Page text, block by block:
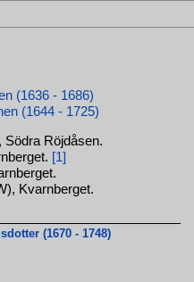
(1636 - 1686)
(1644 - 1725)
Röjdåsen.
[1]
Kvarnberget.
(1670 - 1748)